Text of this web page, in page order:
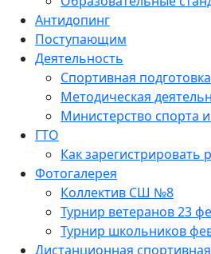
Антидопинг
Поступающим
Деятельность
Спортивная подготовка
Методическая
Министерство спорта
ГТО
Как зарегистрировать
Фотогалерея
Коллектив СШ №8
Турнир ветеранов 23
Турнир школьников
Дистанционная